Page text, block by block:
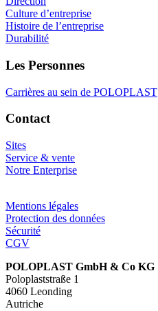
Culture d’entreprise
Histoire de l’entreprise
Durabilité
Les Personnes
Carrières au sein de POLOPLAST
Contact
Sites
Service & vente
Notre Enterprise
Mentions légales
Protection des données
Sécurité
CGV
POLOPLAST GmbH & Co KG
Poloplaststraße 1
4060 Leonding
Autriche